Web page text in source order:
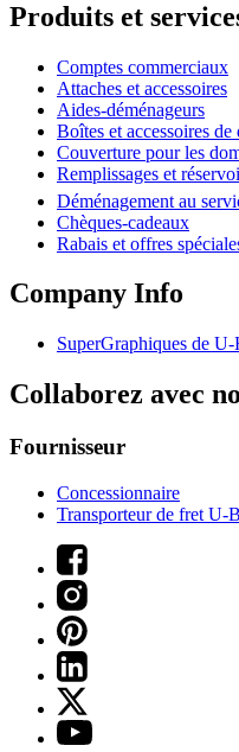
Produits et
Comptes commerciaux
Attaches et accessoires
Aides-déménageurs
Boîtes et accessoires de
Couverture pour les
Remplissages et
Déménagement au
Chèques-cadeaux
Rabais et offres
Company Info
SuperGraphiques de U-
Collaborez avec
Fournisseur
Concessionnaire
Transporteur de fret U-